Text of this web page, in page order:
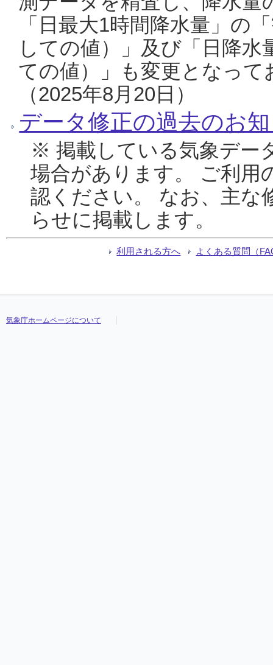
「日最大1時間降水量」の
しての値）」及び「日降
ての値）」も変更となっ
（2025年8月20日）
データ修正の過去のお
※ 掲載している気象デー
場合があります。 ご利用
認ください。 なお、主な
らせに掲載します。
利用される方へ よくある質問（
気象庁ホームページについて